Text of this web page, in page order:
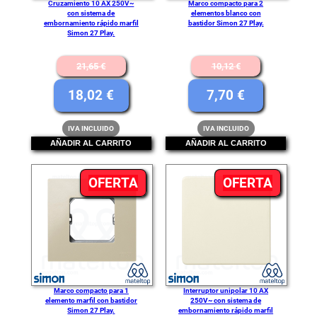
Cruzamiento 10 AX 250V~
con sistema de
embornamiento rápido marfil
Simon 27 Play.
21,65€
El
precio
original
era:
21,65 €.
18,02€
El
precio
actual
es:
18,02 €.
IVA INCLUIDO
AÑADIR AL CARRITO
Marco compacto para 2
elementos blanco con
bastidor Simon 27 Play.
10,12€
El
precio
original
era:
10,12 €.
7,70€
El
precio
actual
es:
7,70 €.
IVA INCLUIDO
AÑADIR AL CARRITO
OFERTAPRODUCTO
EN
Marco compacto para 1
elemento marfil con bastidor
Simon 27 Play.
OFERTA
EN
Interruptor unipolar 10 AX
250V~ con sistema de
embornamiento rápido marfil